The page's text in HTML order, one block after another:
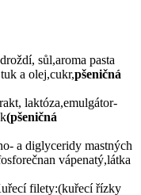
sůl,aroma pasta
a olej,cukr,pšeničná
laktóza,emulgátor-
(pšeničná
a diglyceridy mastných
vápenatý,látka
filety:(kuřecí řízky